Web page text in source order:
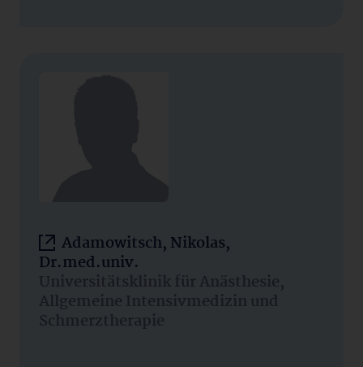
Adamowitsch, Nikolas,
Dr.med.univ.
Universitätsklinik für Anästhesie,
Allgemeine Intensivmedizin und
Schmerztherapie